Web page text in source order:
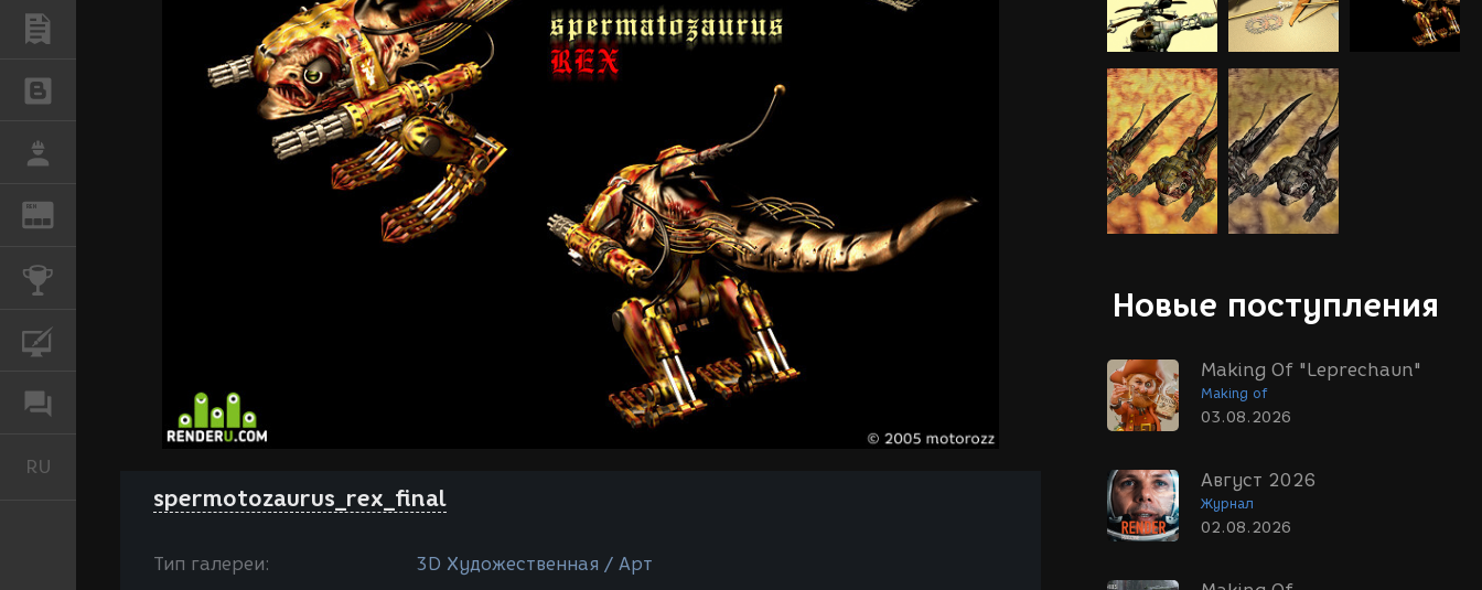
REN
RU
Новые поступления
Making Of "Leprechaun"
Making of
03.08.2026
Август 2026
Журнал
02.08.2026
spermotozaurus_rex_final
Тип галереи: 3D Художественная / Арт